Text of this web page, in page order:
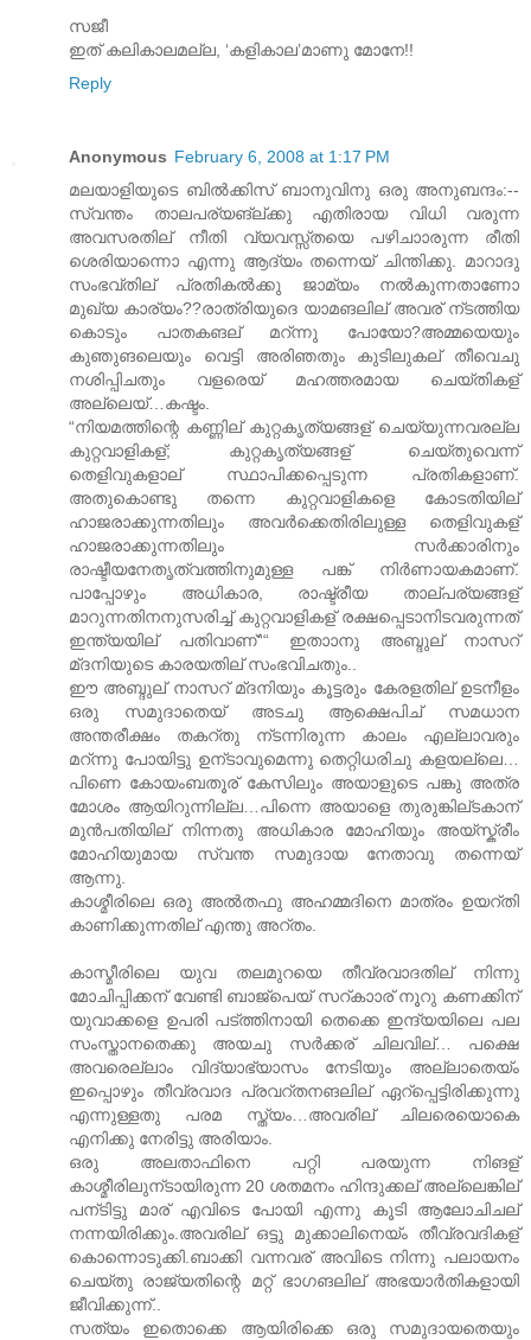
സജീ
ഇത് കലികാലമല്ല, ‘കളികാല’മാണു മോനേ!!
Reply
Anonymous February 6, 2008 at 1:17 PM
മലയാളിയുടെ ബില്‍ക്കിസ് ബാനുവിനു ഒരു അനുബന്ദം:--
സ്വന്തം താലപര്യങ്ല്ക്കു എതിരായ വിധി വരുന്ന
അവസരതില് നീതി വ്യവസ്സ്തയെ പഴിചാ‍ാരുന്ന രീതി
ശെരിയാന്നൊ എന്നു ആദ്യം തന്നെയ് ചിന്തിക്കു. മാറാദു
സംഭവ്തില് പ്രതികല്‍ക്കു ജാമ്യം നല്‍കുന്നതാണോ
മുഖ്യ കാര്യം??രാത്രിയുദെ യാമങലില് അവര് ന്ടത്തിയ
കൊടും പാതകങല് മറ്ന്നു പോയോ?അമ്മയെയും
കുഞുങലെയും വെട്ടി അരിഞതും കുടിലുകല് തീവെചു
നശിപ്പിചതും വളരെയ് മഹത്തരമായ ചെയ്തികള്
അല്ലെയ്…കഷ്ടം.
“നിയമത്തിന്റെ കണ്ണില് കുറ്റകൃത്യങ്ങള് ചെയ്യുന്നവരല്ല
കുറ്റവാളികള്; കുറ്റകൃത്യങ്ങള് ചെയ്തുവെന്ന്
തെളിവുകളാല് സ്ഥാപിക്കപ്പെടുന്ന പ്രതികളാണ്.
അതുകൊണ്ടു തന്നെ കുറ്റവാളികളെ കോടതിയില്
ഹാജരാക്കുന്നതിലും അവര്‍ക്കെതിരിലുള്ള തെളിവുകള്
ഹാജരാക്കുന്നതിലും സര്‍ക്കാരിനും
രാഷ്ടീയനേതൃത്വത്തിനുമുള്ള പങ്ക് നിര്‍ണായകമാണ്.
പാപ്പോഴും അധികാര, രാഷ്ട്രീയ താല്പര്യങ്ങള്
മാറുന്നതിനനുസരിച്ച് കുറ്റവാളികള് രക്ഷപ്പെടാനിടവരുന്നത്
ഇന്ത്യയില് പതിവാണ്““ ഇതാ‍ാനു അബ്ദുല് നാസറ്
മ്ദനിയുടെ കാരയതില് സംഭവിചതും..
ഈ അബ്ദുല് നാസറ് മ്ദനിയും കൂട്ടരും കേരളതില് ഉടനീളം
ഒരു സമുദാതെയ് അടചു ആക്ഷെപിച് സമധാന
അന്തരീക്ഷം തകറ്തു ന്ടന്നിരുന്ന കാലം എല്ലാവരും
മറ്ന്നു പോയിട്ടു ഉന്ടാവുമെന്നു തെറ്റിധരിചു കളയല്ലെ…
പിണെ കോയംബതൂര് കേസിലും അയാളുടെ പങ്കു അത്ര
മോ‍ശം ആയിറുന്നില്ല…പിന്നെ അയാളെ തുരുങ്കില്ടകാന്
മുന്‍പതിയില് നിന്നതു അധികാര മോ‍ഹിയും അയ്സ്ക്രീം
മോ‍ഹിയുമായ സ്വന്ത സമുദായ നേതാവു തന്നെയ്
ആന്നു.
കാശ്മീരിലെ ഒരു അല്‍തഫു അഹമ്മദിനെ മാത്രം ഉയറ്തി
കാണിക്കുന്നതില് എന്തു അറ്തം.
കാസ്മീരിലെ യുവ തലമുറയെ തീവ്രവാദതില് നിന്നു
മോ‍ചിപ്പിക്കന് വേണ്ടി ബാജ്പെയ് സറ്കാ‍ാര് നൂറു കണക്കിന്
യുവാക്കളെ ഉപരി പട്ത്തിനായി തെക്കെ ഇന്ദ്യയിലെ പല
സംസ്താനതെക്കു അയചു സര്‍ക്കര് ചിലവില്… പക്ഷെ
അവരെല്ലാം വിദ്യാഭ്യാസം നേടിയും അല്ലാതെയ്ം
ഇപ്പൊഴും തീവ്രവാദ പ്രവറ്തനങലില് ഏറ്പ്പെട്ടിരിക്കുന്നു
എന്നുള്ളതു പരമ സ്ത്യം…അവരില് ചിലരെയൊകെ
എനിക്കു നേരിട്ടു അരിയാം.
ഒരു അലതാഫിനെ പറ്റി പരയുന്ന നിങള്
കാശ്മീരിലുന്ടായിരുന്ന 20 ശതമനം ഹിന്ദുക്കല് അല്ലെങ്കില്
പന്ടിട്ടു മാര് എവിടെ പോയി എന്നു കൂടി ആലോചിചല്
നന്നയിരിക്കും.അവരില് ഒട്ടു മുക്കാലിനെയ്ം തീവ്രവദികള്
കൊന്നൊടുക്കി.ബാക്കി വന്നവര് അവിടെ നിന്നു പലായനം
ചെയ്തു രാജ്യതിന്റെ മറ്റ് ഭാഗങലില് അഭയാര്‍തികളായി
ജീവിക്കുന്ന്..
സത്യം ഇതൊക്കെ ആയിരിക്കെ ഒരു സമുദായതെയും